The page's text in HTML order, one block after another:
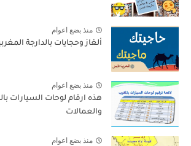
منذ بضع اعوام
ألغاز وحجايات بالدارجة
منذ بضع اعوام
هذه ارقام لوحات السيارات
والعمالات
منذ بضع اعوام